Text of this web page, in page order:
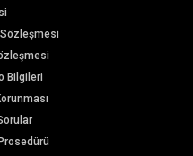
Bilgileri